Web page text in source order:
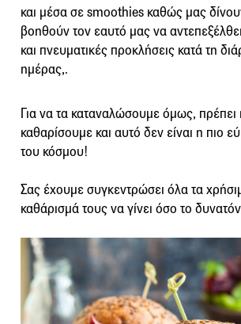
και μέσα σε smoothies καθώς μας
βοηθούν τον εαυτό μας να
και πνευματικές προκλήσεις κατά τη
ημέρας,.
Για να τα καταναλώσουμε όμως, πρέπει
καθαρίσουμε και αυτό δεν είναι η πιο
του κόσμου!
Σας έχουμε συγκεντρώσει όλα τα
καθάρισμά τους να γίνει όσο το